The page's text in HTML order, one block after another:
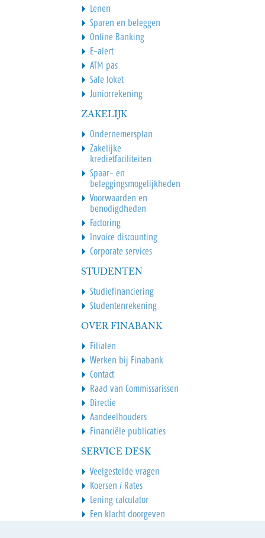
Lenen
Sparen en beleggen
Online Banking
E-alert
ATM pas
Safe loket
Juniorrekening
ZAKELIJK
Ondernemersplan
Zakelijke
kredietfaciliteiten
Spaar- en
beleggingsmogelijkheden
Voorwaarden en
benodigdheden
Factoring
Invoice discounting
Corporate services
STUDENTEN
Studiefinanciering
Studentenrekening
OVER FINABANK
Filialen
Werken bij Finabank
Contact
Raad van Commissarissen
Directie
Aandeelhouders
Financiële publicaties
SERVICE DESK
Veelgestelde vragen
Koersen / Rates
Lening calculator
Een klacht doorgeven